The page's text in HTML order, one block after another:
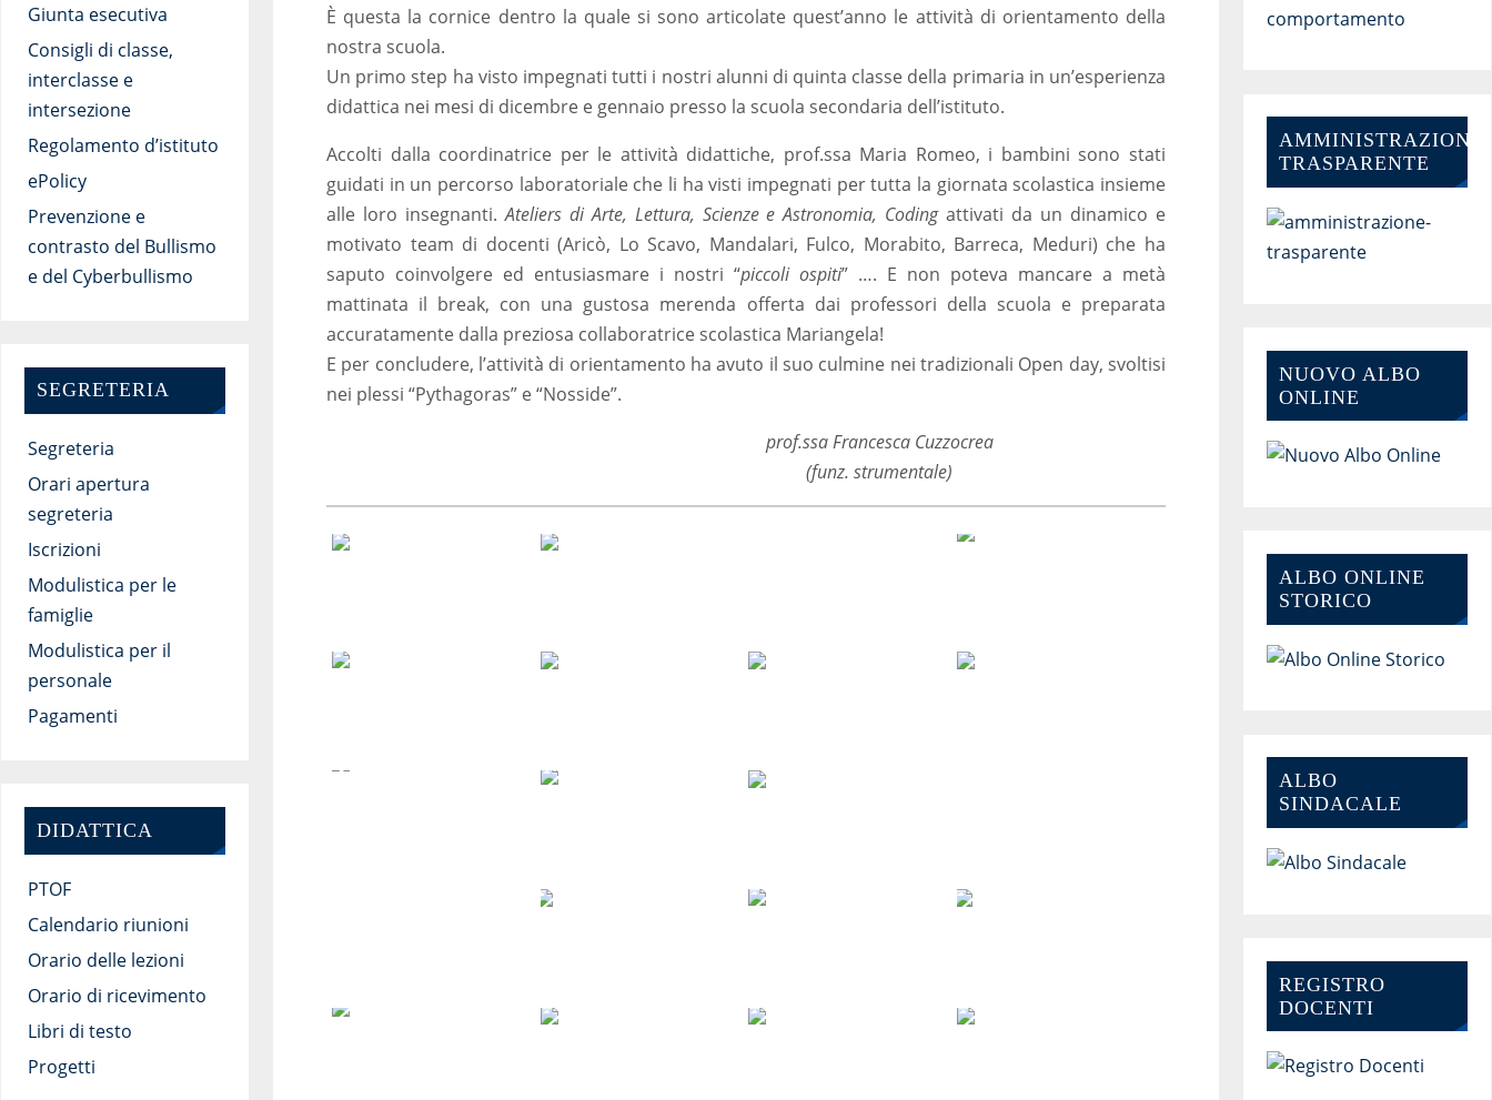
È questa la cornice dentro la quale si sono articolate quest’anno le attività di orientamento della
nostra scuola.
Un primo step ha visto impegnati tutti i nostri alunni di quinta classe della primaria in un’esperienza
didattica nei mesi di dicembre e gennaio presso la scuola secondaria dell’istituto.
Accolti dalla coordinatrice per le attività didattiche, prof.ssa Maria Romeo, i bambini sono stati
guidati in un percorso laboratoriale che li ha visti impegnati per tutta la giornata scolastica insieme
alle loro insegnanti.Ateliers di Arte, Lettura, Scienze e Astronomia, Codingattivati da un dinamico e
motivato team di docenti (Aricò, Lo Scavo, Mandalari, Fulco, Morabito, Barreca, Meduri) che ha
saputo coinvolgere ed entusiasmare i nostri “piccoli ospiti” …. E non poteva mancare a metà
mattinata il break, con una gustosa merenda offerta dai professori della scuola e preparata
accuratamente dalla preziosa collaboratrice scolastica Mariangela!
E per concludere, l’attività di orientamento ha avuto il suo culmine nei tradizionali Open day, svoltisi
nei plessi “Pythagoras” e “Nosside”.
prof.ssa Francesca Cuzzocrea
(funz. strumentale)
Giunta esecutiva
Consigli di classe,
interclasse e
intersezione
Regolamento d’istituto
ePolicy
Prevenzione e
contrasto del Bullismo
e del Cyberbullismo
SEGRETERIA
Segreteria
Orari apertura
segreteria
Iscrizioni
Modulistica per le
famiglie
Modulistica per il
personale
Pagamenti
DIDATTICA
PTOF
Calendario riunioni
Orario delle lezioni
Orario di ricevimento
Libri di testo
Progetti
AMMINISTRAZIONE-
TRASPARENTE
NUOVO ALBO
ONLINE
ALBO ONLINE
STORICO
ALBO
SINDACALE
REGISTRO
DOCENTI